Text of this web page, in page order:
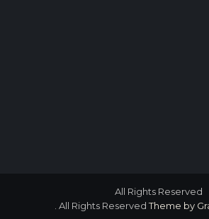
All Rights Reserved
. All Rights ReservedTheme by